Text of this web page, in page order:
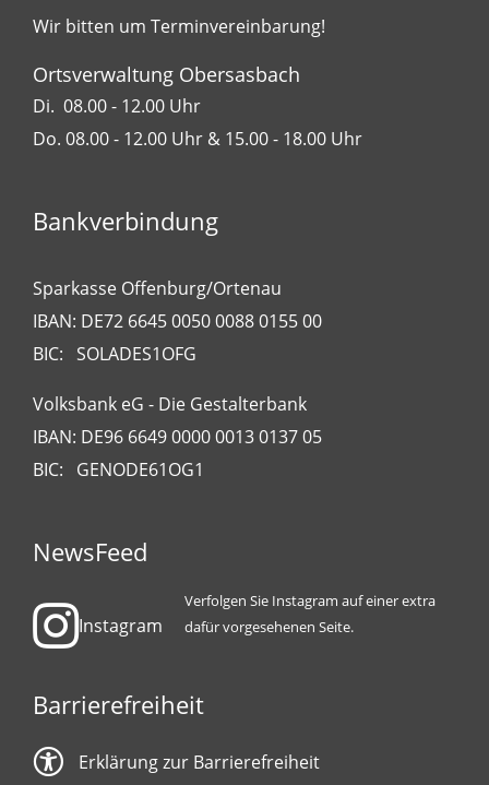
Wir bitten um Terminvereinbarung!
Ortsverwaltung Obersasbach
Di. 08.00 - 12.00 Uhr
Do. 08.00 - 12.00 Uhr & 15.00 - 18.00 Uhr
Bankverbindung
Sparkasse Offenburg/Ortenau
IBAN: DE72 6645 0050 0088 0155 00
BIC: SOLADES1OFG
Volksbank eG - Die Gestalterbank
IBAN: DE96 6649 0000 0013 0137 05
BIC: GENODE61OG1
NewsFeed
Instagram
Verfolgen Sie Instagram auf einer extra
dafür vorgesehenen Seite.
Barrierefreiheit
Erklärung zur Barrierefreiheit